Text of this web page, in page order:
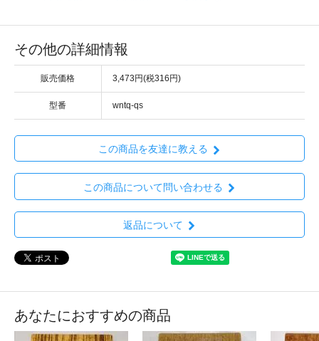
その他の詳細情報
販売価格 3,473円(税316円)
型番 wntq-qs
この商品を友達に教える
この商品について問い合わせる
返品について
あなたにおすすめの商品